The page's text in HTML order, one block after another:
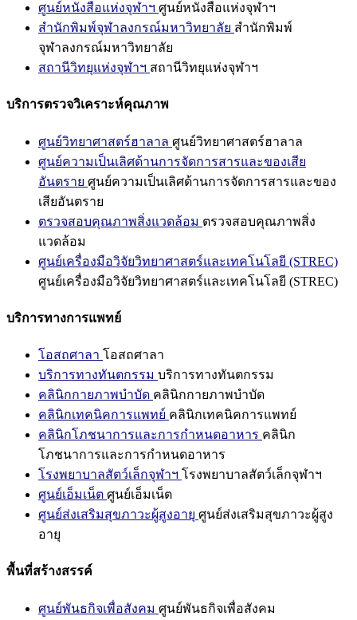
ศูนย์หนังสือแห่งจุฬาฯ ศูนย์หนังสือแห่งจุฬาฯ
สำนักพิมพ์จุฬาลงกรณ์มหาวิทยาลัย สำนักพิมพ์
จุฬาลงกรณ์มหาวิทยาลัย
สถานีวิทยุแห่งจุฬาฯ สถานีวิทยุแห่งจุฬาฯ
บริการตรวจวิเคราะห์คุณภาพ
ศูนย์วิทยาศาสตร์ฮาลาล ศูนย์วิทยาศาสตร์ฮาลาล
ศูนย์ความเป็นเลิศด้านการจัดการสารและของเสีย
อันตราย ศูนย์ความเป็นเลิศด้านการจัดการสารและของ
เสียอันตราย
ตรวจสอบคุณภาพสิ่งแวดล้อม ตรวจสอบคุณภาพสิ่ง
แวดล้อม
ศูนย์เครื่องมือวิจัยวิทยาศาสตร์และเทคโนโลยี (STREC)
ศูนย์เครื่องมือวิจัยวิทยาศาสตร์และเทคโนโลยี (STREC)
บริการทางการแพทย์
โอสถศาลา โอสถศาลา
บริการทางทันตกรรม บริการทางทันตกรรม
คลินิกกายภาพบำบัด คลินิกกายภาพบำบัด
คลินิกเทคนิคการแพทย์ คลินิกเทคนิคการแพทย์
คลินิกโภชนาการและการกำหนดอาหาร คลินิก
โภชนาการและการกำหนดอาหาร
โรงพยาบาลสัตว์เล็กจุฬาฯ โรงพยาบาลสัตว์เล็กจุฬาฯ
ศูนย์เอ็มเน็ต ศูนย์เอ็มเน็ต
ศูนย์ส่งเสริมสุขภาวะผู้สูงอายุ ศูนย์ส่งเสริมสุขภาวะผู้สูง
อายุ
พื้นที่สร้างสรรค์
ศูนย์พันธกิจเพื่อสังคม ศูนย์พันธกิจเพื่อสังคม